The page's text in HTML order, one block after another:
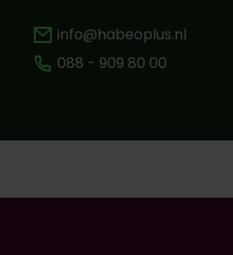
info@habeoplus.nl
088 - 909 80 00